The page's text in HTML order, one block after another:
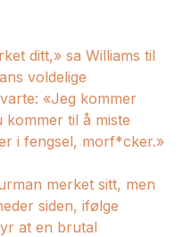
ditt,» sa Williams til
voldelige
«Jeg kommer
kommer til å miste
i fengsel, morf*cker.»
merket sitt, men
siden, ifølge
at en brutal